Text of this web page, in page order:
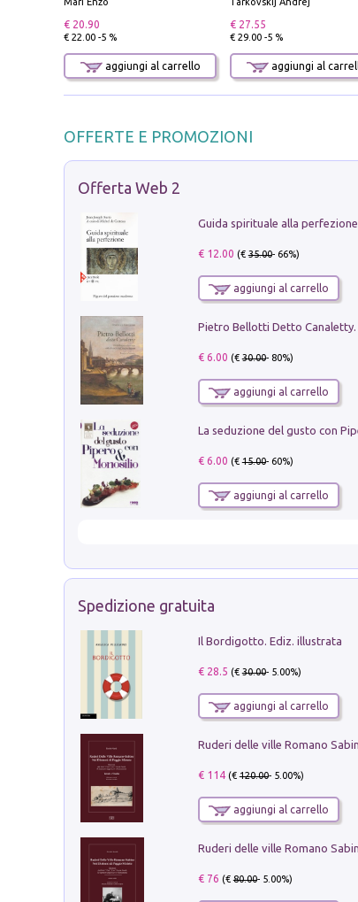
€ 20.90
€ 22.00 -5 %
aggiungi al carrello
€ 27.55
€ 29.00 -5 %
aggiungi al
OFFERTE E PROMOZIONI
Offerta Web 2
Guida spirituale alla perfezione
€ 12.00 (€35.00- 66%)
aggiungi al carrello
€ 6.00 (€30.00- 80%)
aggiungi al carrello
€ 6.00 (€15.00- 60%)
aggiungi al carrello
Spedizione gratuita
Il Bordigotto. Ediz. illustrata
€ 28.5 (€30.00- 5.00%)
aggiungi al carrello
€ 114(€120.00- 5.00%)
aggiungi al carrello
€ 76 (€80.00- 5.00%)